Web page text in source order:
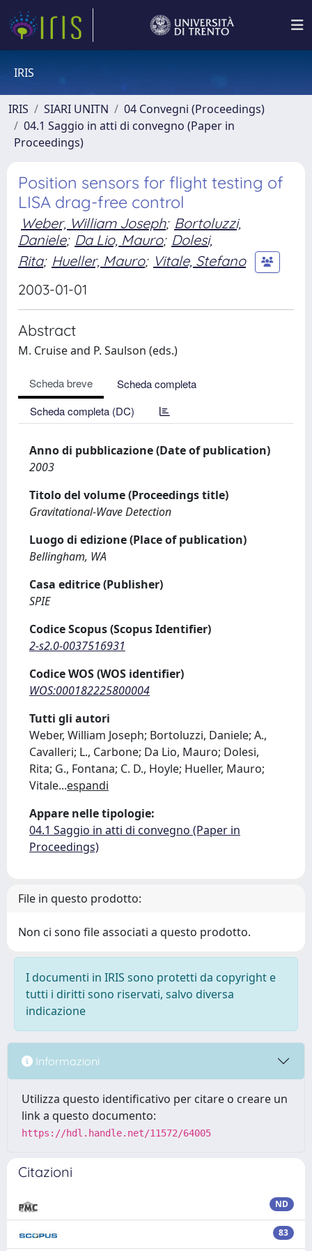
IRIS
IRIS SIARI UNITN
04 Convegni (Proceedings)
04.1 Saggio in atti di convegno (Paper in
Proceedings)
Position sensors for flight testing of
LISA drag-free control
Weber, William Joseph; Bortoluzzi,
Daniele; Da Lio, Mauro; Dolesi,
Rita; Hueller, Mauro; Vitale, Stefano
2003-01-01
Abstract
M. Cruise and P. Saulson (eds.)
Scheda breve
Scheda completa
Scheda completa (DC)
Anno di pubblicazione (Date of publication)
2003
Titolo del volume (Proceedings title)
Gravitational-Wave Detection
Luogo di edizione (Place of publication)
Bellingham, WA
Casa editrice (Publisher)
SPIE
Codice Scopus (Scopus Identifier)
2-s2.0-0037516931
Codice WOS (WOS identifier)
WOS:000182225800004
Tutti gli autori
Weber, William Joseph; Bortoluzzi, Daniele; A.,
Cavalleri; L., Carbone; Da Lio, Mauro; Dolesi,
Rita; G., Fontana; C. D., Hoyle; Hueller, Mauro;
Vitale...espandi
Appare nelle tipologie:
04.1 Saggio in atti di convegno (Paper in
Proceedings)
File in questo prodotto:
Non ci sono file associati a questo prodotto.
I documenti in IRIS sono protetti da copyright e
tutti i diritti sono riservati, salvo diversa
indicazione
Informazioni
Utilizza questo identificativo per citare o creare un
link a questo documento:
https://hdl.handle.net/11572/64005
Citazioni
ND
83